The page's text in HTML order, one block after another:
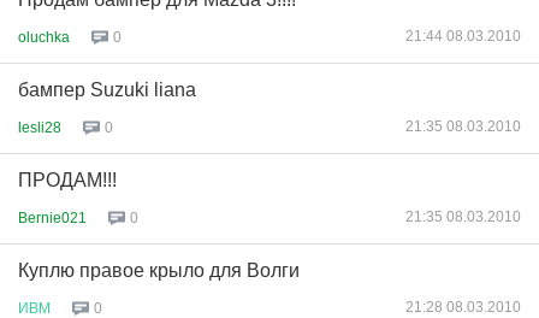
oluchka 0 21:44 08.03.2010
бампер Suzuki liana
lesli28 0 21:35 08.03.2010
ПРОДАМ!!!
Bernie021 0 21:35 08.03.2010
Куплю правое крыло для Волги
ИВМ 0 21:28 08.03.2010